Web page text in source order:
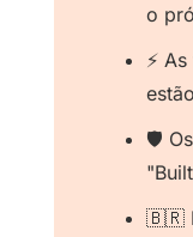
o
⚡️
🛡️
🇧🇷